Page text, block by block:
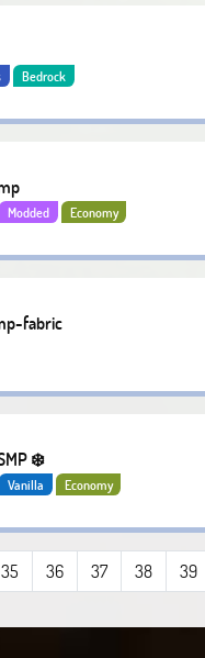
Bedrock
Modded Economy
fabric
❄️
Vanilla Economy
35 36 37 38 39